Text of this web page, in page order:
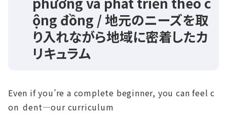
ộng đồng​ / 地元のニーズを取
り⼊れながら地域に密着したカ
リキュラム​
Even if you’re a complete beginner, you can feel c
on dent—our curriculum